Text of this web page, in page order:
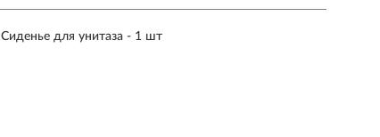
Сиденье для унитаза - 1 шт